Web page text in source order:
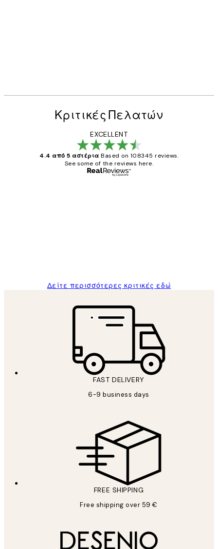
Κριτικές Πελατών
EXCELLENT
4.4 από 5 αστέρια Based on 108345 reviews.
See some of the reviews here.
Δείτε περισσότερες κριτικές εδώ
FAST DELIVERY
6-9 business days
FREE SHIPPING
Free shipping over 59 €